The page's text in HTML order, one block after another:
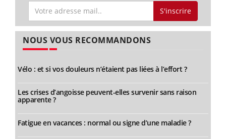
S'inscrire
NOUS VOUS RECOMMANDONS
Vélo : et si vos douleurs n’étaient pas liées à l’effort ?
Les crises d’angoisse peuvent-elles survenir sans raison
apparente ?
Fatigue en vacances : normal ou signe d’une maladie ?